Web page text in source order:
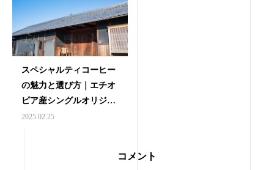
スペシャルティコーヒー
の魅力と選び方｜エチオ
ピア産シングルオリジン
のこだわり
2025.02.25
コメント